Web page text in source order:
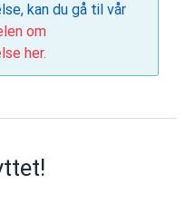
kan du gå til vår
om
her.